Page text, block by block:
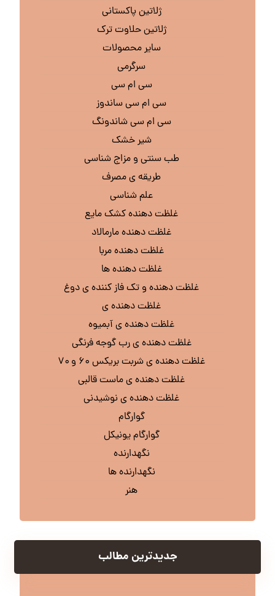
ژلاتین پاکستانی
ژلاتین حلاوت ترک
سایر محصولات
سرگرمی
سی ام سی
سی ام سی ساندوز
سی ام سی شاندونگ
شیر خشک
طب سنتی و مزاج شناسی
طریقه ی مصرف
علم شناسی
غلظت دهنده کشک مایع
غلظت دهنده مارمالاد
غلظت دهنده مربا
غلظت دهنده ها
غلظت دهنده و تک فاز کننده ی دوغ
غلظت دهنده ی
غلظت دهنده ی آبمیوه
غلظت دهنده ی رب گوجه فرنگی
غلظت دهنده ی شربت بریکس ۶۰ و ۷۰
غلظت دهنده ی ماست قالبی
غلظت دهنده ی نوشیدنی
گوارگام
گوارگام یونیکل
نگهدارنده
نگهدارنده ها
هنر
جدیدترین مطالب